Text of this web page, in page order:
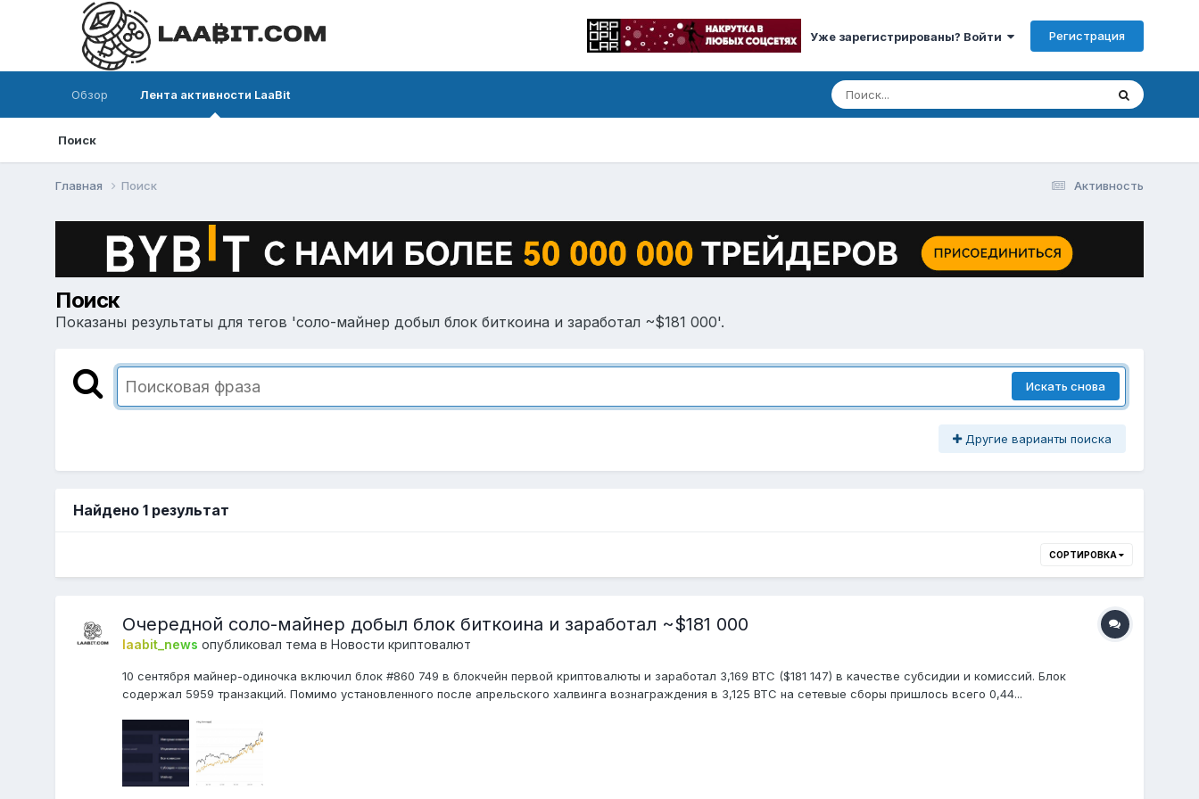
Уже зарегистрированы? Войти Регистрация
Обзор Лента активности LaaBit
Поиск
Активность
Главная Поиск
Поиск
Показаны результаты для тегов 'соло-майнер добыл блок биткоина и заработал ~$181 000'.
Искать снова
Другие варианты поиска
Найдено 1 результат
СОРТИРОВКА
Очередной соло-майнер добыл блок биткоина и заработал ~$181 000
laabit_news опубликовал тема вНовости криптовалют
10 сентября майнер-одиночка включил блок #860 749 в блокчейн первой криптовалюты и заработал 3,169 BTC ($181 147) в качестве субсидии и комиссий. Блок
содержал 5959 транзакций. Помимо установленного после апрельского халвинга вознаграждения в 3,125 BTC на сетевые сборы пришлось всего 0,44...